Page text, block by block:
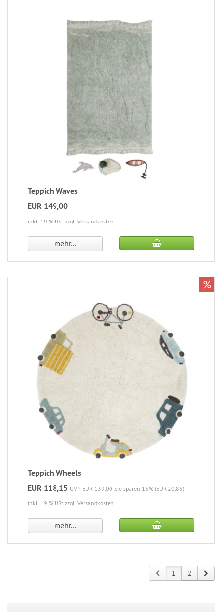
Teppich Waves
EUR 149,00
inkl. 19 % USt zzgl. Versandkosten
mehr...
Teppich Wheels
EUR 118,15 UVP EUR 139,00 Sie sparen 15% (EUR 20,85)
inkl. 19 % USt zzgl. Versandkosten
mehr...
%
Prev 1 2